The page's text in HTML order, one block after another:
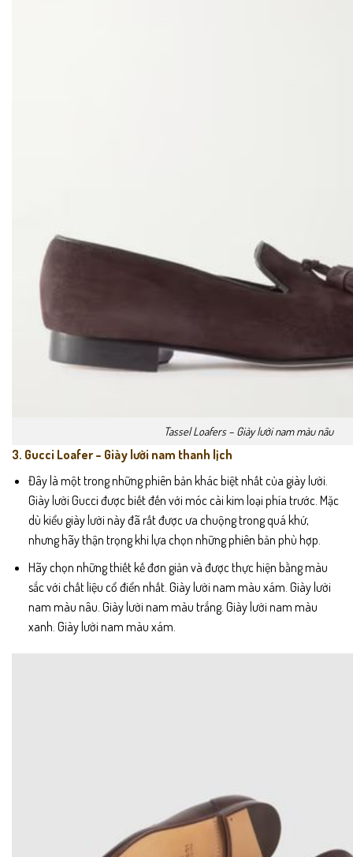
Tassel Loafers – Giày lười nam màu nâu
3. Gucci Loafer – Giày lười nam thanh lịch
Đây là một trong những phiên bản khác biệt nhất của giày lười.
Giày lười Gucci được biết đến với móc cài kim loại phía trước. Mặc
dù kiểu giày lười này đã rất được ưa chuộng trong quá khứ,
nhưng hãy thận trọng khi lựa chọn những phiên bản phù hợp.
Hãy chọn những thiết kế đơn giản và được thực hiện bằng màu
sắc với chất liệu cổ điển nhất. Giày lười nam màu xám. Giày lười
nam màu nâu. Giày lười nam màu trắng. Giày lười nam màu
xanh. Giày lười nam màu xám.